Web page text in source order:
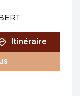
Itinéraire